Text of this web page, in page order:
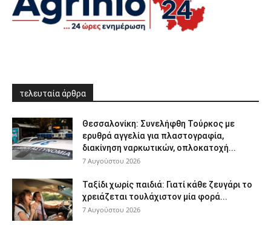
τελευταία άρθρα
Θεσσαλονίκη: Συνελήφθη Τούρκος με
ερυθρά αγγελία για πλαστογραφία,
διακίνηση ναρκωτικών, οπλοκατοχή...
7 Αυγούστου 2026
Ταξίδι χωρίς παιδιά: Γιατί κάθε ζευγάρι το
χρειάζεται τουλάχιστον μία φορά...
7 Αυγούστου 2026